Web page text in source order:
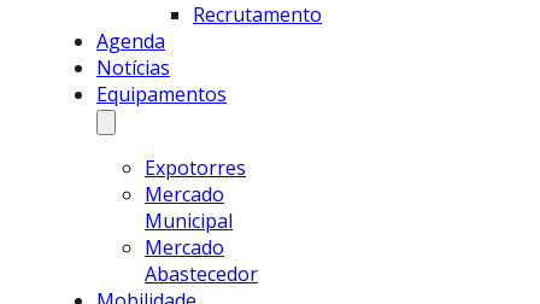
Recrutamento
Agenda
Notícias
Equipamentos
Expotorres
Mercado
Municipal
Mercado
Abastecedor